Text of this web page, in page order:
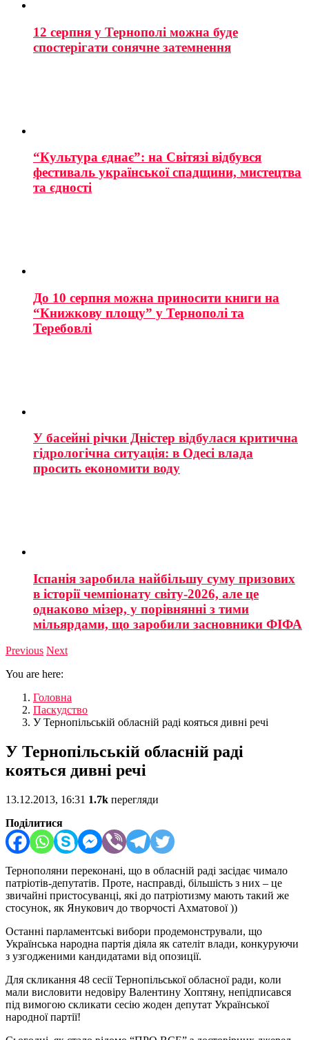
12 серпня у Тернополі можна буде
спостерігати сонячне затемнення
“Культура єднає”: на Світязі відбувся
фестиваль української спадщини, мистецтва
та єдності
До 10 серпня можна приносити книги на
“Книжкову площу” у Тернополі та
Теребовлі
У басейні річки Дністер відбулася критична
гідрологічна ситуація: в Одесі влада
просить економити воду
Іспанія заробила найбільшу суму призових
в історії чемпіонату світу-2026, але це
однаково мізер, у порівнянні з тими
мільярдами, що заробили засновники ФІФА
Previous Next
You are here:
Головна
Паскудство
У Тернопільській обласній раді кояться дивні речі
У Тернопільській обласній раді
кояться дивні речі
13.12.2013, 16:31 1.7k перегляди
Поділитися
Тернополяни переконані, що в обласній раді засідає чимало
патріотів-депутатів. Проте, насправді, більшість з них – це
звичайні пристосуванці, які до патріотизму мають такий же
стосунок, як Янукович до творчості Ахматової ))
Останні парламентські вибори продемонстрували, що
Українська народна партія діяла як сателіт влади, конкуруючи
з узгодженими кандидатами від опозиції.
Для скликання 48 сесії Тернопільської обласної ради, коли
мали висловити недовіру Валентину Хоптяну, непідписався
під вимогою скликати сесію жоден депутат Української
народної партії!